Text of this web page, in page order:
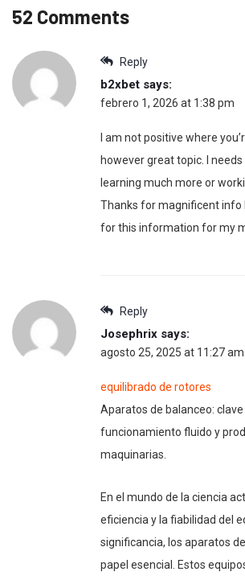
52 Comments
Reply
b2xbet says:
febrero 1, 2026 at 1:38 pm
I am not positive where
however great topic. I
learning much more or
Thanks for magnificent info
for this information for my
Reply
Josephrix says:
agosto 25, 2025 at 11:27 am
equilibrado de rotores
Aparatos de balanceo: clave
funcionamiento fluido y
maquinarias.
En el mundo de la ciencia
eficiencia y la fiabilidad del
significancia, los aparatos
papel esencial. Estos